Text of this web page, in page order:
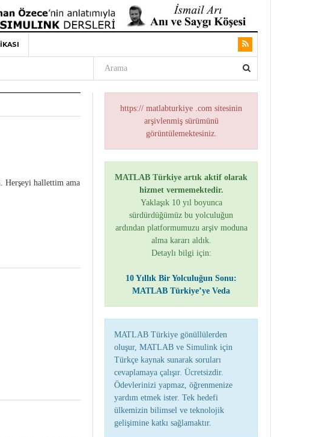
Herşeyi hallettim ama
https:// matlabturkiye .com sitesinin
arşivlenmiş sürümünü
görüntülemektesiniz.
MATLAB Türkiye artık aktif olarak
hizmet vermemektedir.
Yaklaşık 10 yıl boyunca
sürdürdüğümüz bu yolculuğun
ardından platformumuzu arşiv moduna
alma kararı aldık.
Detaylı bilgi için:
10 Yıllık Bir Yolculuğun Sonu:
MATLAB Türkiye’ye Veda
MATLAB Türkiye gönüllülerden
oluşur, MATLAB ve Simulink için
Türkçe kaynak sunarak soruları
cevaplamaya çalışır. Ücretsizdir.
Ödevlerinizi yapmaz, öğrenmenize
yardım etmek ister. Tek hedefi
ülkemizin bilimsel ve teknolojik
gelişimine katkı sağlamaktır.